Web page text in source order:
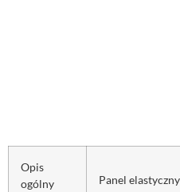
Opis
ogólny
Panel